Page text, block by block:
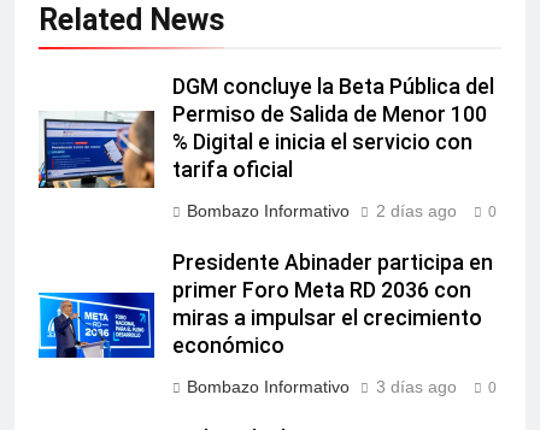
Related News
DGM concluye la Beta Pública del
Permiso de Salida de Menor 100
% Digital e inicia el servicio con
tarifa oficial
Bombazo Informativo 2 días ago 0
Presidente Abinader participa en
primer Foro Meta RD 2036 con
miras a impulsar el crecimiento
económico
Bombazo Informativo 3 días ago 0